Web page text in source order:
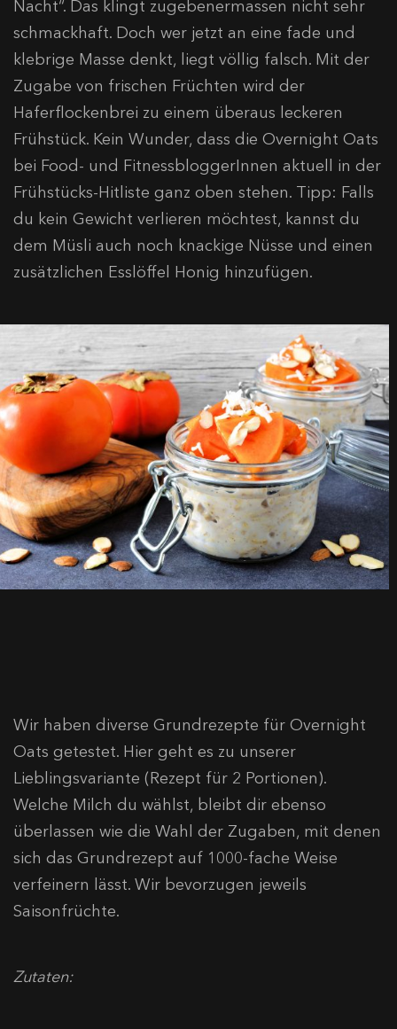
Nacht“. Das klingt zugebenermassen nicht sehr
schmackhaft. Doch wer jetzt an eine fade und
klebrige Masse denkt, liegt völlig falsch. Mit der
Zugabe von frischen Früchten wird der
Haferflockenbrei zu einem überaus leckeren
Frühstück. Kein Wunder, dass die Overnight Oats
bei Food- und FitnessbloggerInnen aktuell in der
Frühstücks-Hitliste ganz oben stehen. Tipp: Falls
du kein Gewicht verlieren möchtest, kannst du
dem Müsli auch noch knackige Nüsse und einen
zusätzlichen Esslöffel Honig hinzufügen.
Wir haben diverse Grundrezepte für Overnight
Oats getestet. Hier geht es zu unserer
Lieblingsvariante (Rezept für 2 Portionen).
Welche Milch du wählst, bleibt dir ebenso
überlassen wie die Wahl der Zugaben, mit denen
sich das Grundrezept auf 1000-fache Weise
verfeinern lässt. Wir bevorzugen jeweils
Saisonfrüchte.
Zutaten: